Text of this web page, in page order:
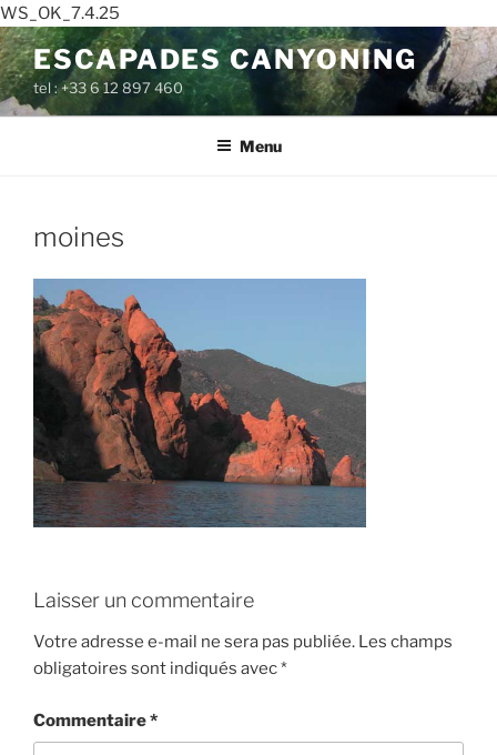
WS_OK_7.4.25
Aller
au
contenu
principal
ESCAPADES CANYONING
tel : +33 6 12 897 460
Menu
moines
Laisser un commentaire
Votre adresse e-mail ne sera pas publiée. Les champs
obligatoires sont indiqués avec*
Commentaire*